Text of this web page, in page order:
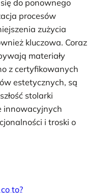
do ponownego
procesów
zużycia
kluczowa. Coraz
materiały
z certyfikowanych
estetycznych, są
stolarki
innowacyjnych
i troski o
to?